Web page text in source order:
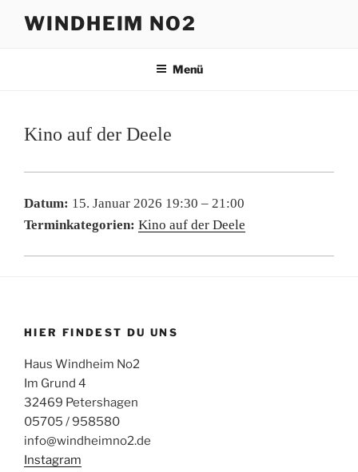
InhaltWINDHEIM NO2
Menü
Kino auf der Deele
Datum: 15. Januar 2026 19:30 – 21:00
Terminkategorien: Kino auf der Deele
HIER FINDEST DU UNS
Haus Windheim No2
Im Grund 4
32469 Petershagen
05705 / 958580
info@windheimno2.de
Instagram